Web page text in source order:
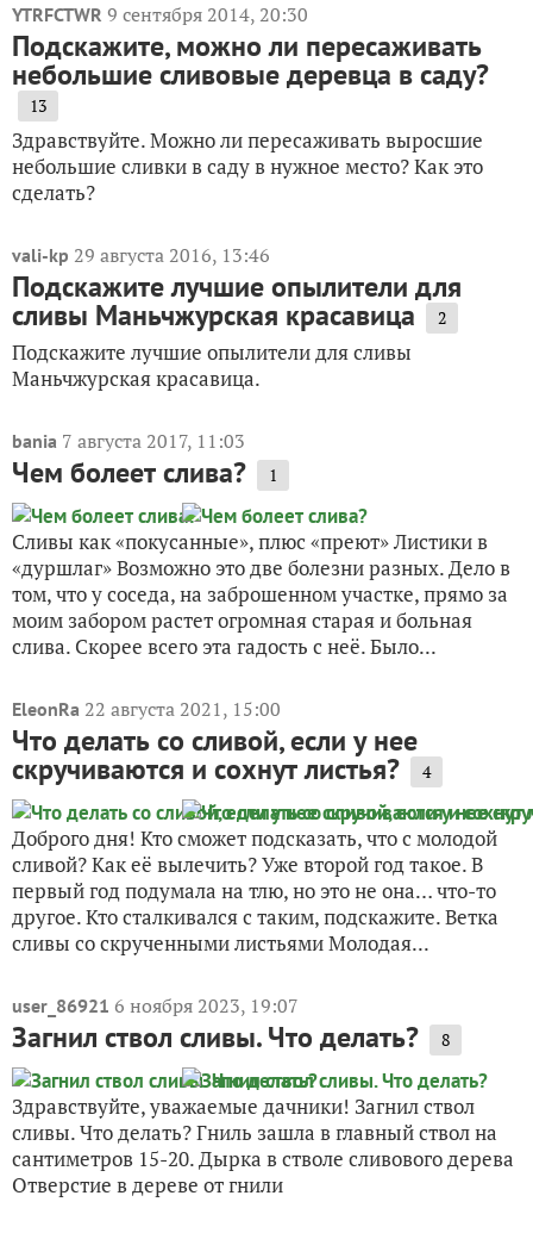
YTRFCTWR 9 сентября 2014, 20:30
Подскажите, можно ли пересаживать
небольшие сливовые деревца в саду?
13
Здравствуйте. Можно ли пересаживать выросшие
небольшие сливки в саду в нужное место? Как это
сделать?
vali-kp 29 августа 2016, 13:46
Подскажите лучшие опылители для
сливы Маньчжурская красавица 2
Подскажите лучшие опылители для сливы
Маньчжурская красавица.
bania 7 августа 2017, 11:03
Чем болеет слива? 1
Сливы как «покусанные», плюс «преют» Листики в
«дуршлаг» Возможно это две болезни разных. Дело в
том, что у соседа, на заброшенном участке, прямо за
моим забором растет огромная старая и больная
слива. Скорее всего эта гадость с неё. Было...
EleonRa 22 августа 2021, 15:00
Что делать со сливой, если у нее
скручиваются и сохнут листья? 4
Доброго дня! Кто сможет подсказать, что с молодой
сливой? Как её вылечить? Уже второй год такое. В
первый год подумала на тлю, но это не она… что-то
другое. Кто сталкивался с таким, подскажите. Ветка
сливы со скрученными листьями Молодая...
user_86921 6 ноября 2023, 19:07
Загнил ствол сливы. Что делать? 8
Здравствуйте, уважаемые дачники! Загнил ствол
сливы. Что делать? Гниль зашла в главный ствол на
сантиметров 15-20. Дырка в стволе сливового дерева
Отверстие в дереве от гнили